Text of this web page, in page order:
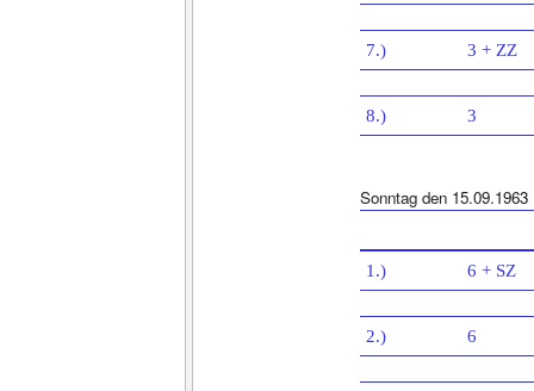
7.) 3 + ZZ
8.) 3
Sonntag den 15.09.1963
1.) 6 + SZ
2.) 6